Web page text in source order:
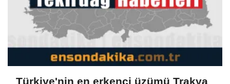
Türkiye'nin en erkenci üzümü Trakya